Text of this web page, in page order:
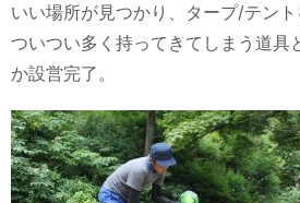
いい場所が見つかり、タープ/テント
ついつい多く持ってきてしまう道具
か設営完了。